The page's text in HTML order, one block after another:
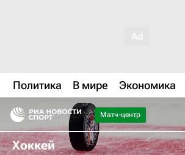
Политика В мире Экономика
Матч-центр
Хоккей